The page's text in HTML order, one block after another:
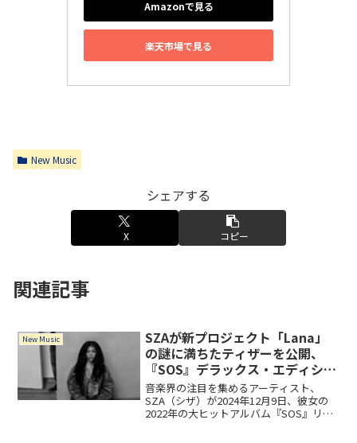
Amazonで見る
楽天市場で見る
New Music
シェアする
X コピー
関連記事
New Music
SZAが新プロジェクト「Lana」
の謎に満ちたティザーを公開、
『SOS』デラックス・エディショ
ンも発表間近？
音楽界の注目を集めるアーティスト、
SZA（シザ）が2024年12月9日、彼女の
2022年の大ヒットアルバム『SOS』リリ